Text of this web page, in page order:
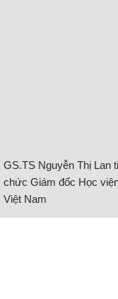
GS.TS Nguyễn Thị Lan
chức Giám đốc Học
Việt Nam